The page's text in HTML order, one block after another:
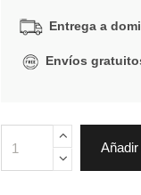
Entrega a
Envíos